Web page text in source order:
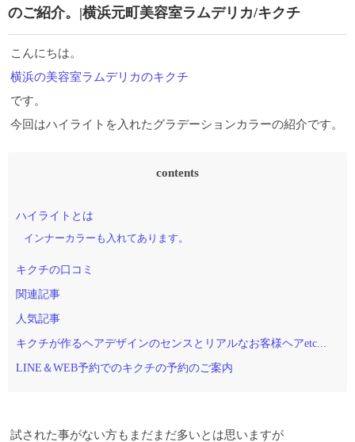
のご紹介。|横浜元町美容室ラムデリカ/キクチ
こんにちは。
横浜の美容室ラムデリカのキクチ
です。
今回はハイライトを入れたグラデーションカラーの紹介です。
contents
ハイライトとは
インナーカラーも入れてあります。
キクチの口コミ
関連記事
人気記事
キクチが作るヘアデザインのセンスとリアルなお客様ヘアetc...
LINE＆WEB予約でのキクチの予約のご案内
試された事がない方もまだまだ多いとは思いますが